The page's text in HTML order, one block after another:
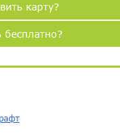
карту?
бесплатно?